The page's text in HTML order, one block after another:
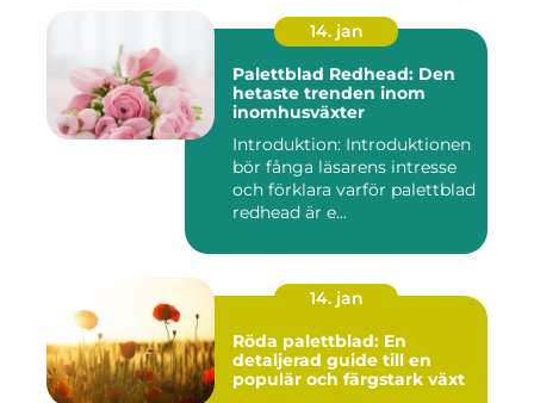
14. jan
Palettblad Redhead: Den
hetaste trenden inom
inomhusväxter
Introduktion: Introduktionen
bör fånga läsarens intresse
och förklara varför palettblad
redhead är e...
14. jan
Röda palettblad: En
detaljerad guide till en
populär och färgstark växt